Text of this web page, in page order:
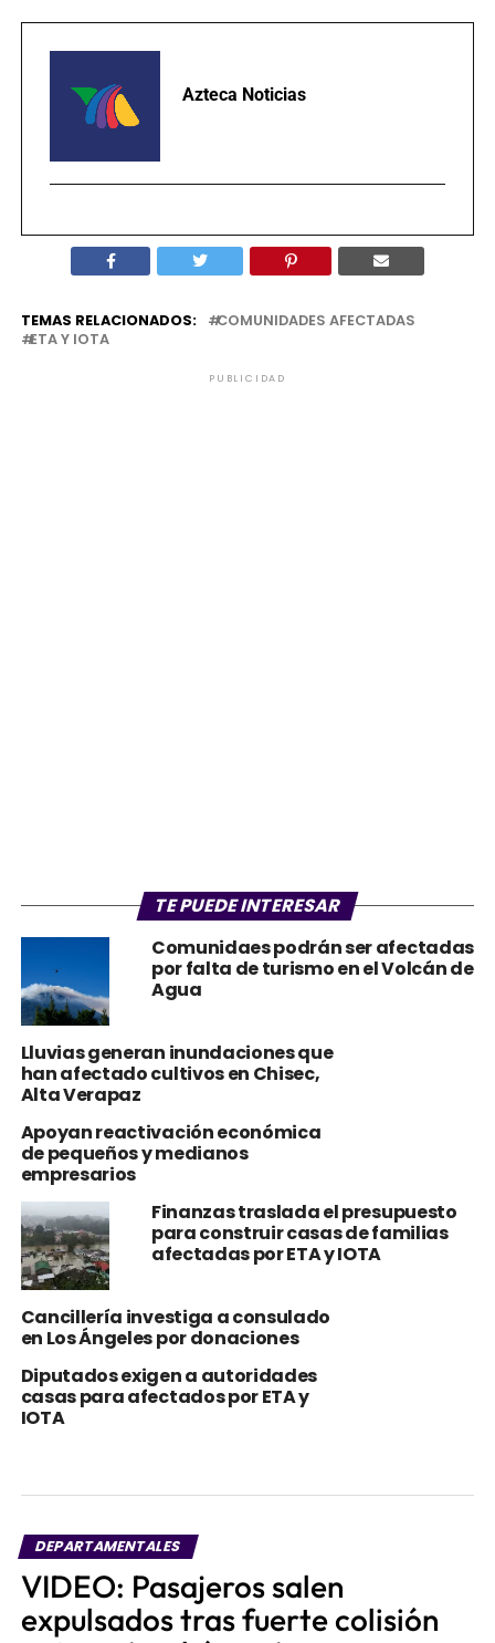
Azteca Noticias
TEMAS RELACIONADOS:
COMUNIDADES AFECTADAS
ETA Y IOTA
PUBLICIDAD
TE PUEDE INTERESAR
Comunidaes podrán ser afectadas
por falta de turismo en el Volcán de
Agua
Lluvias generan inundaciones que
han afectado cultivos en Chisec,
Alta Verapaz
Apoyan reactivación económica
de pequeños y medianos
empresarios
Finanzas traslada el presupuesto
para construir casas de familias
afectadas por ETA y IOTA
Cancillería investiga a consulado
en Los Ángeles por donaciones
Diputados exigen a autoridades
casas para afectados por ETA y
IOTA
DEPARTAMENTALES
VIDEO: Pasajeros salen
expulsados tras fuerte colisión